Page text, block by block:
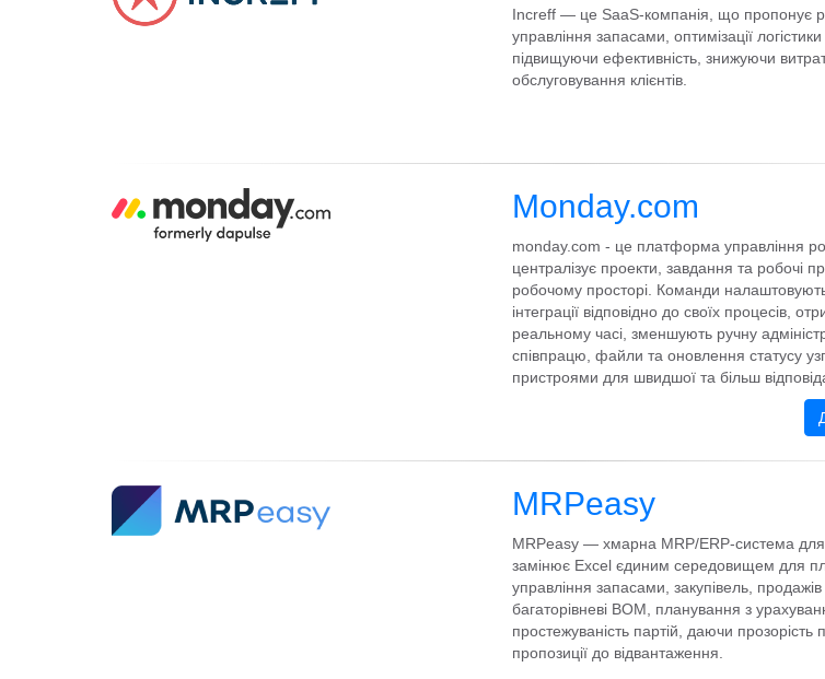
Increff — це SaaS-компанія, що пропонує
управління запасами, оптимізації
підвищуючи ефективність, знижуючи
обслуговування клієнтів.
Monday.com
monday.com - це платформа управління
централізує проекти, завдання та робочі
робочому просторі. Команди
інтеграції відповідно до своїх процесів,
реальному часі, зменшують ручну
співпрацю, файли та оновлення статусу
пристроями для швидшої та більш
MRPeasy
MRPeasy — хмарна MRP/ERP-система
замінює Excel єдиним середовищем для
управління запасами, закупівель,
багаторівневі BOM, планування з
простежуваність партій, даючи прозорість
пропозиції до відвантаження.